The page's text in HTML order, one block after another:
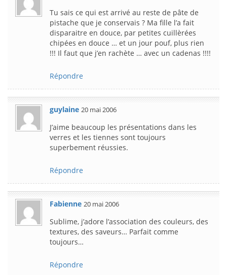
Tu sais ce qui est arrivé au reste de pâte de
pistache que je conservais ? Ma fille l’a fait
disparaitre en douce, par petites cuillèrées
chipées en douce … et un jour pouf, plus rien
!!! Il faut que j’en rachète … avec un cadenas !!!!
Répondre
guylaine 20 mai 2006
J’aime beaucoup les présentations dans les
verres et les tiennes sont toujours
superbement réussies.
Répondre
Fabienne 20 mai 2006
Sublime, j’adore l’association des couleurs, des
textures, des saveurs… Parfait comme
toujours…
Répondre